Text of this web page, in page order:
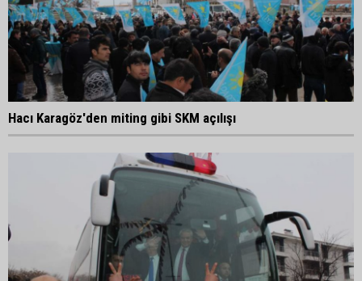
Hacı Karagöz'den miting gibi SKM açılışı